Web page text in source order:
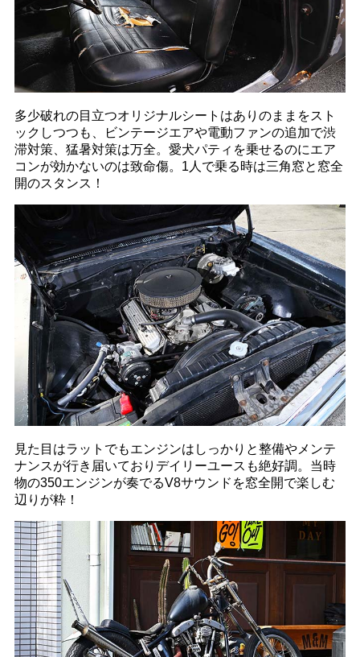
多少破れの目立つオリジナルシートはありのままをスト
ックしつつも、ビンテージエアや電動ファンの追加で渋
滞対策、猛暑対策は万全。愛犬パティを乗せるのにエア
コンが効かないのは致命傷。1人で乗る時は三角窓と窓全
開のスタンス！
見た目はラットでもエンジンはしっかりと整備やメンテ
ナンスが行き届いておりデイリーユースも絶好調。当時
物の350エンジンが奏でるV8サウンドを窓全開で楽しむ
辺りが粋！